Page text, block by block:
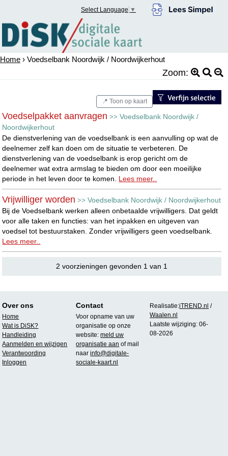
Select Language ▼
Home › Voedselbank Noordwijk / Noordwijkerhout
Zoom:
📍 Toon op kaart
Voedselpakket aanvragen >>Voedselbank Noordwijk /
Noordwijkerhout
De dienstverlening van de voedselbank is een aanvulling op wat de
deelnemer zelf kan doen om de situatie te verbeteren. De
dienstverlening van de voedselbank is erop gericht om de
deelnemer wat extra armslag te bieden om door een moeilijke
periode in het leven door te komen. Lees meer..
Vrijwilliger worden >>Voedselbank Noordwijk / Noordwijkerhout
Bij de Voedselbank werken alleen onbetaalde vrijwilligers. Dat geldt
voor alle taken en functies: van het inpakken en uitgeven van
voedsel tot bestuurstaken. Zonder vrijwilligers geen voedselbank.
Lees meer..
2 voorzieningen gevonden 1 van 1
Over ons
Home
Wat is DiSK?
Handleiding
Aanmelden en wijzigen
Verantwoording
Inloggen
Contact
Voor opname van uw
organisatie op onze
website:meld uw
organisatie aan of mail
naarinfo@digitale-
sociale-kaart.nl
Realisatie:iTREND.nl /
Waalen.nl
Laatste wijziging: 06-
08-2026